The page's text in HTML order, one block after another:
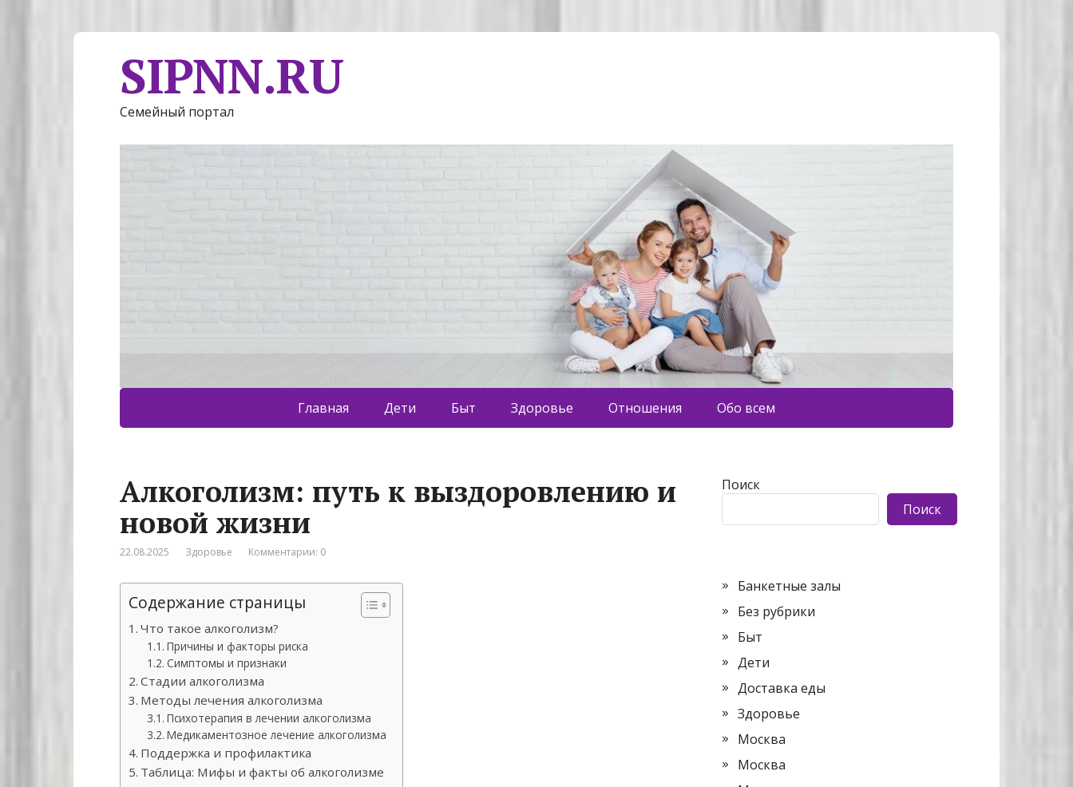
SIPNN.RU
Семейный портал
Главная Дети Быт Здоровье Отношения Обо всем
Алкоголизм: путь к выздоровлению и
новой жизни
22.08.2025 Здоровье Комментарии: 0
Содержание страницы
Что такое алкоголизм?
Причины и факторы риска
Симптомы и признаки
Стадии алкоголизма
Методы лечения алкоголизма
Психотерапия в лечении алкоголизма
Медикаментозное лечение алкоголизма
Поддержка и профилактика
Таблица: Мифы и факты об алкоголизме
Поиск
Поиск
Банкетные залы
Без рубрики
Быт
Дети
Доставка еды
Здоровье
Москва
Москва